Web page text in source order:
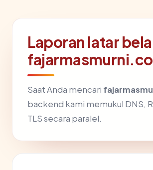
Laporan latar
Saat Anda mencari
backend kami memukul DNS,
TLS secara paralel.